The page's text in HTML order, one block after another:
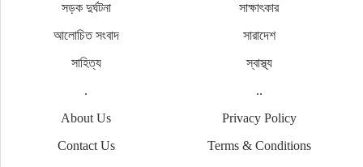
সড়ক দুর্ঘটনা
সাক্ষাৎকার
আলোচিত সংবাদ
সারাদেশ
সাহিত্য
স্বাস্থ্য
.
..
About Us
Privacy Policy
Contact Us
Terms & Conditions